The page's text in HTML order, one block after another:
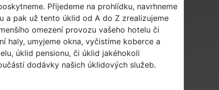
Přijedeme na prohlídku, navrhneme
a pak už tento úklid od A do Z zrealizujeme
omezení provozu vašeho hotelu či
haly, umyjeme okna, vyčistíme koberce a
úklid pensionu, či úklid jakéhokoli
dodávky našich úklidových služeb.